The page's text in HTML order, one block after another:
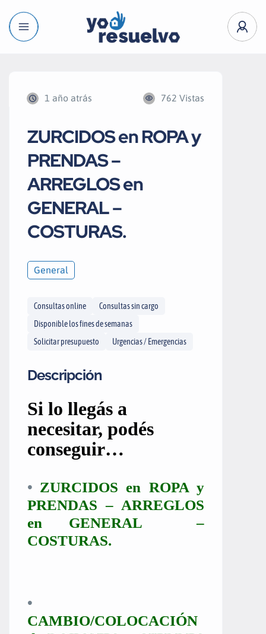
1 año atrás 762 Vistas
ZURCIDOS en ROPA y
PRENDAS –
ARREGLOS en
GENERAL –
COSTURAS.
General
Consultas online
Consultas sin cargo
Disponible los fines de semanas
Solicitar presupuesto
Urgencias / Emergencias
Descripción
Si lo llegás a
necesitar, podés
conseguir…
• ZURCIDOS en ROPA y
PRENDAS – ARREGLOS
en GENERAL –
COSTURAS.
•
CAMBIO/COLOCACIÓN